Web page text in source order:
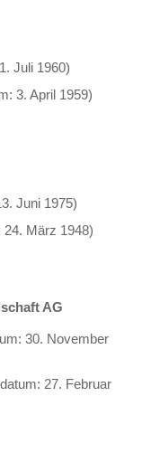
Juli 1960)
3. April 1959)
Juni 1975)
März 1948)
AG
30. November
27. Februar